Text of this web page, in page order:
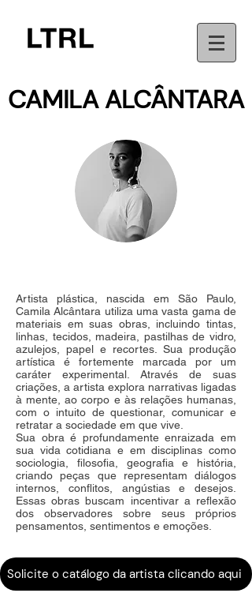
CAMILA ALCÂNTARA
Artista plástica, nascida em São Paulo,
Camila Alcântara utiliza uma vasta gama de
materiais em suas obras, incluindo tintas,
linhas, tecidos, madeira, pastilhas de vidro,
azulejos, papel e recortes. Sua produção
artística é fortemente marcada por um
caráter experimental. Através de suas
criações, a artista explora narrativas ligadas
à mente, ao corpo e às relações humanas,
com o intuito de questionar, comunicar e
retratar a sociedade em que vive.
Sua obra é profundamente enraizada em
sua vida cotidiana e em disciplinas como
sociologia, filosofia, geografia e história,
criando peças que representam diálogos
internos, conflitos, angústias e desejos.
Essas obras buscam incentivar a reflexão
dos observadores sobre seus próprios
pensamentos, sentimentos e emoções.
Solicite o catálogo da artista clicando aqui